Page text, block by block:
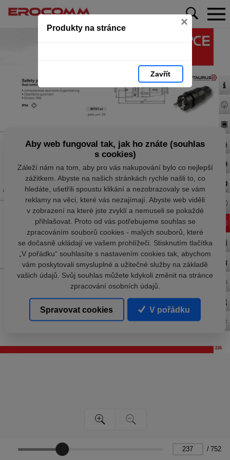
Produkty na stránce ×
Zavřít
/ 752
Aby web fungoval tak, jak ho znáte (souhlas
s cookies)
Záleží nám na tom, aby pro vás nakupování bylo co nejlepší
zážitkem. Abyste na našich stránkách rychle našli to, co
hledáte, ušetřili spoustu klikání a nezobrazovaly se vám
reklamy na věci, které vás nezajímají. Abyste web viděli
v zobrazení na které jste zvyklí a nemuseli se pokaždé
přihlašovat. Proto od vás potřebujeme souhlas se
zpracováním souborů cookies - malých souborů, které
se dočasně ukládají ve vašem prohlížeči. Stisknutím tlačítka
„V pořádku“ souhlasíte s nastavením cookies tak, abychom
vám poskytovali smysluplné a užitečné služby na základě
vašich údajů. Svůj souhlas můžete kdykoli změnit na stránce
zpracování osobních údajů.
Spravovat cookies V pořádku